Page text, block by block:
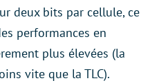
deux bits par cellule, ce
performances en
plus élevées (la
vite que la TLC).